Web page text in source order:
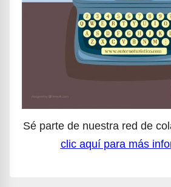
Sé parte de nuestra red de
clic aquí para más